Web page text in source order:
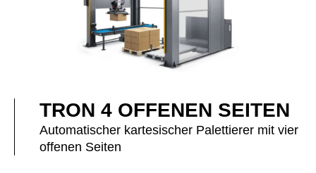
TRON 4 OFFENEN SEITEN
Automatischer kartesischer Palettierer mit vier
offenen Seiten